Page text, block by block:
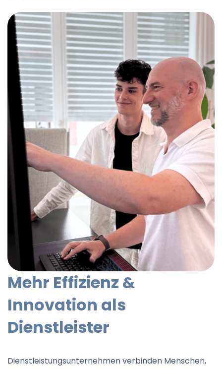
Mehr Effizienz &
Innovation als
Dienstleister
Dienstleistungsunternehmen verbinden Menschen,